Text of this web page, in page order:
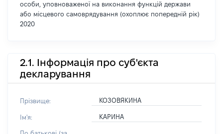
особи, уповноваженої на виконання функцій держави
або місцевого самоврядування (охоплює попередній рік)
2020
2.1. Інформація про суб'єкта
декларування
Прізвище: КОЗОВЯКИНА
Ім'я: КАРИНА